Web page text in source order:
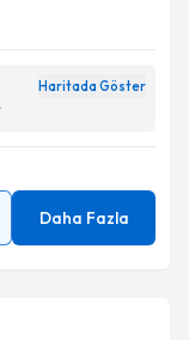
Haritada Göster
Daha Fazla